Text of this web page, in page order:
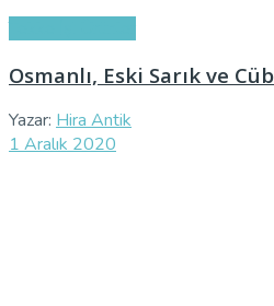
Osmanlı, Eski Sarık ve
Yazar: Hira Antik
1 Aralık 2020